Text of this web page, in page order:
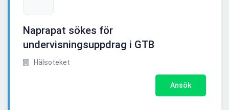
Naprapat sökes för
undervisningsuppdrag i GTB
Hälsoteket
Ansök